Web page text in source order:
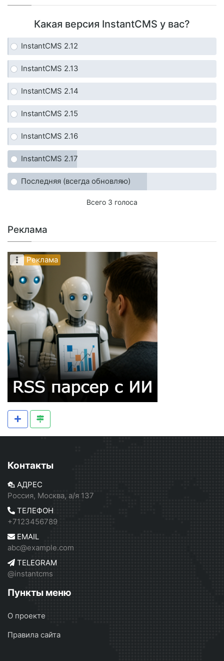
Какая версия InstantCMS у вас?
InstantCMS 2.12
InstantCMS 2.13
InstantCMS 2.14
InstantCMS 2.15
InstantCMS 2.16
InstantCMS 2.17
Последняя (всегда обновляю)
Всего 3 голоса
Реклама
Реклама
Контакты
АДРЕС
Россия, Москва, а/я 137
ТЕЛЕФОН
+7123456789
EMAIL
abc@example.com
TELEGRAM
@instantcms
Пункты меню
О проекте
Правила сайта